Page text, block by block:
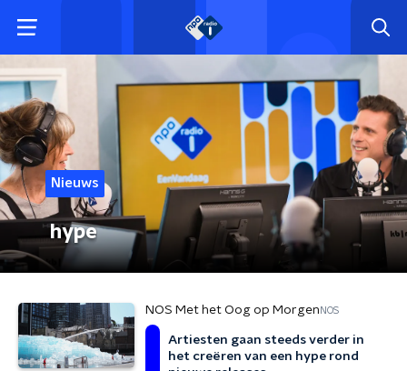
Nieuws
hype
NOS Met het Oog op Morgen NOS
Artiesten gaan steeds verder in
het creëren van een hype rond